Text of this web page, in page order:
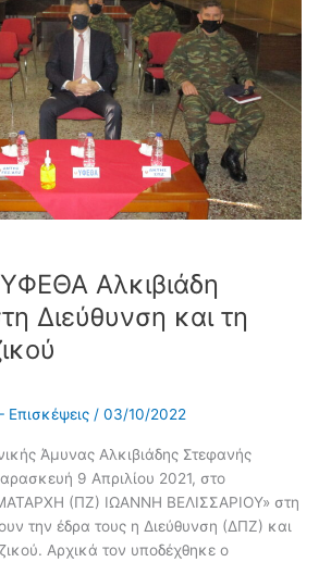
Αλκιβιάδη
Διεύθυνση και τη
Επισκέψεις /03/10/2022
Άμυνας Αλκιβιάδης Στεφανής
9 Απριλίου 2021, στο
(ΠΖ) ΙΩΑΝΝΗ ΒΕΛΙΣΣΑΡΙΟΥ» στη
την έδρα τους η Διεύθυνση (ΔΠΖ) και
Αρχικά τον υποδέχθηκε ο